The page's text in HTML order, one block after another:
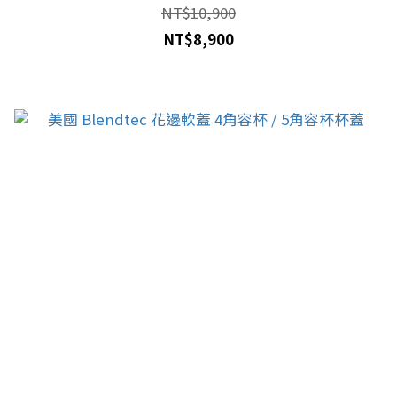
NT$10,900
NT$8,900